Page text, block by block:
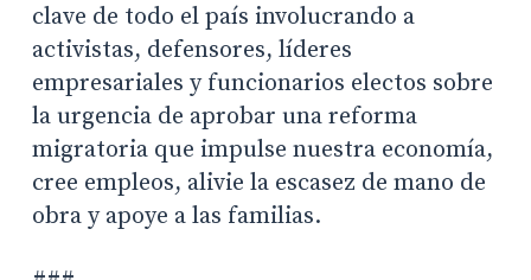
clave de todo el país involucrando a
activistas, defensores, líderes
empresariales y funcionarios electos sobre
la urgencia de aprobar una reforma
migratoria que impulse nuestra economía,
cree empleos, alivie la escasez de mano de
obra y apoye a las familias.